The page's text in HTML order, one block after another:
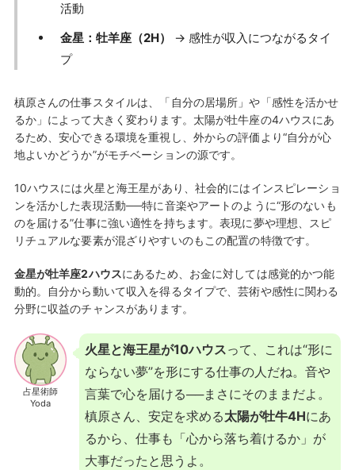
活動
金星：牡羊座（2H）
→ 感性が収入につながるタイ
プ
槙原さんの仕事スタイルは、「自分の居場所」や「感性を活かせ
るか」によって大きく変わります。太陽が牡牛座の4ハウスにあ
るため、安心できる環境を重視し、外からの評価より“自分が心
地よいかどうか”がモチベーションの源です。
10ハウスには火星と海王星があり、社会的にはインスピレーショ
ンを活かした表現活動──特に音楽やアートのように“形のないも
のを届ける”仕事に強い適性を持ちます。表現に夢や理想、スピ
リチュアルな要素が混ざりやすいのもこの配置の特徴です。
金星が牡羊座2ハウスにあるため、お金に対しては感覚的かつ能
動的。自分から動いて収入を得るタイプで、芸術や感性に関わる
分野に収益のチャンスがあります。
占星術師
Yoda
火星と海王星が10ハウスって、これは“形に
ならない夢”を形にする仕事の人だね。音や
言葉で心を届ける──まさにそのままだよ。
槙原さん、安定を求める太陽が牡牛4Hにあ
るから、仕事も「心から落ち着けるか」が
大事だったと思うよ。